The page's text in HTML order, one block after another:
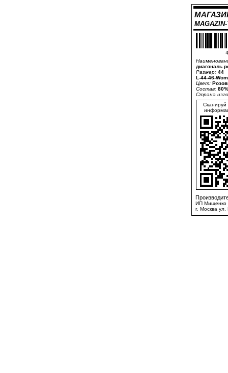
диагональ
Размер: 44
L-44-46-
Цвет:
Состав:
Страна
Сканируй
ИП Мищенко
г. Москва